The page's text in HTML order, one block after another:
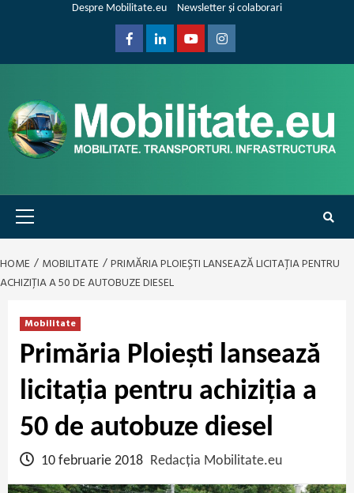
Despre Mobilitate.eu Newsletter și colaborari
FacebookLinkedinYoutubeInstagram
Primary
Menu
HOME MOBILITATE
PRIMĂRIA PLOIEȘTI LANSEAZĂ LICITAȚIA PENTRU
ACHIZIȚIA A 50 DE AUTOBUZE DIESEL
Mobilitate
Primăria Ploiești lansează
licitația pentru achiziția a
50 de autobuze diesel
10 februarie 2018 Redacția Mobilitate.eu